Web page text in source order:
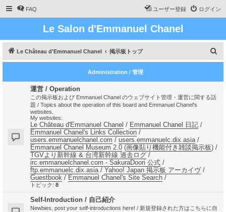
FAQ ログイン
ユーザー登録
Le Salon d'Emmanuel Chanel
Le Château d'Emmanuel Chanel 掲示板トップ
索
Administration / 管理
運営 / Operation
この掲示板および Emmanuel Chanel のウェブサイト管理・運営に関する話
題 / Topics about the operation of this board and Emmanuel Chanel's
websites.
My websites:
Le Château d'Emmanuel Chanel / Emmanuel Chanel 日記 /
Emmanuel Chanel's Links Collection /
users.emmanuelchanel.com / users.emmanuelc.dix.asia/
Emmanuel Chanel Museum 2.0 (画像貼り機能付き雑談掲示板) /
TGVより新幹線 & 台湾新幹線 過去ログ /
irc.emmanuelchanel.com - SakuraDoori 公式 /
ftp.emmanuelc.dix.asia/ Yahoo! Japan 掲示板 アーカイヴ/
Guestbook / Emmanuel Chanel's Site Search /
トピック: 8
Self-Introduction / 自己紹介
Newbies, post your self-introductions here! / 新規登録された方はこちらに自